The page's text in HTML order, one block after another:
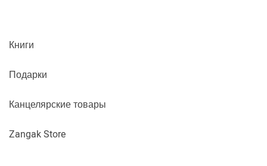
Книги
Подарки
Канцелярские товары
Zangak Store